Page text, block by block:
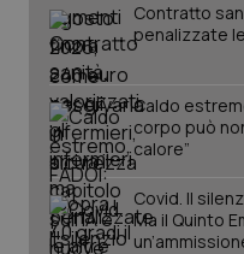
Contratto
penalizzate
Caldo
corpo può
calore”
Covid. Il
Ma il Quinto